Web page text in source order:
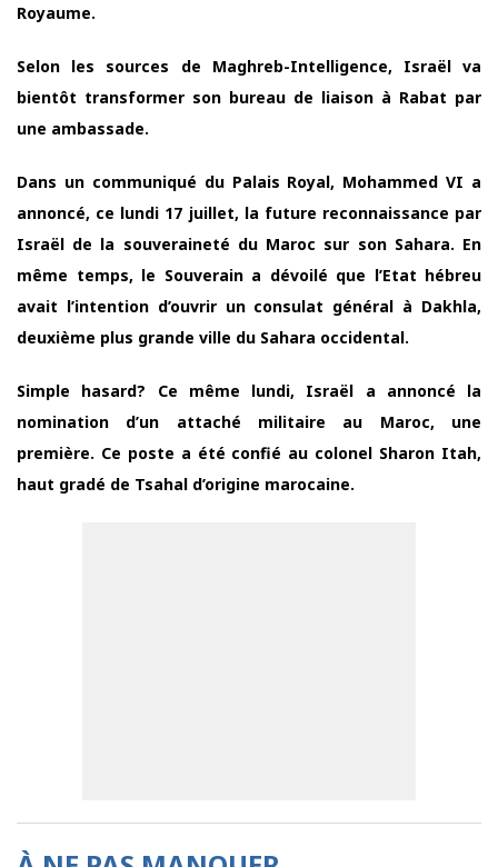
Royaume.
Selon les sources de Maghreb-Intelligence, Israël va
bientôt transformer son bureau de liaison à Rabat par
une ambassade.
Dans un communiqué du Palais Royal, Mohammed VI a
annoncé, ce lundi 17 juillet, la future reconnaissance par
Israël de la souveraineté du Maroc sur son Sahara. En
même temps, le Souverain a dévoilé que l’Etat hébreu
avait l’intention d’ouvrir un consulat général à Dakhla,
deuxième plus grande ville du Sahara occidental.
Simple hasard? Ce même lundi, Israël a annoncé la
nomination d’un attaché militaire au Maroc, une
première. Ce poste a été confié au colonel Sharon Itah,
haut gradé de Tsahal d’origine marocaine.